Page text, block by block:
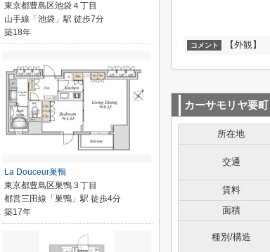
コメント 【外観】
カーサモリヤ要町
所在地
交通
賃料
面積
種別/構造
東京都豊島区池袋４丁目
山手線「池袋」駅 徒歩7分
築18年
La Douceur巣鴨
東京都豊島区巣鴨３丁目
都営三田線「巣鴨」駅 徒歩4分
築17年